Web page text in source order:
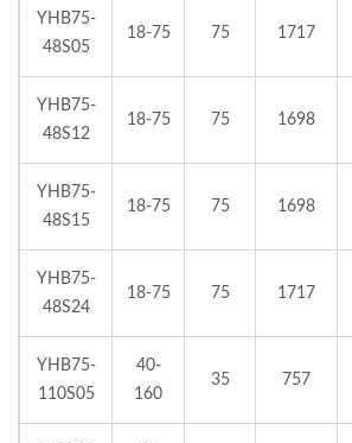
YHB75-
48S05
18-75 75 1717
YHB75-
48S12
18-75 75 1698
YHB75-
48S15
18-75 75 1698
YHB75-
48S24
18-75 75 1717
YHB75-
110S05
40-
160
35 757